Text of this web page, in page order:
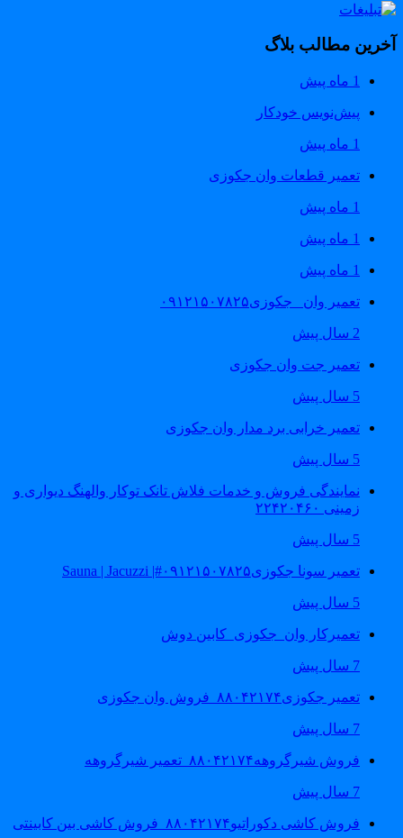
مطالب بلاگ
1 ماه پیش
پیش‌نویس خودکار
تعمیر قطعات وان جکوزی
1 ماه پیش
1 ماه پیش
تعمیر وان _جکوزی۰۹۱۲۱۵۰۷۸۲۵
تعمیر جت وان جکوزی
تعمیر خرابی برد مدار وان جکوزی
نمایندگی فروش و خدمات فلاش تانک توکار والهنگ دیواری و
زمینی ۲۲۴۲۰۴۶۰
تعمیر سونا جکوزی۰۹۱۲۱۵۰۷۸۲۵#| Sauna | Jacuzzi
تعمیرکار وان_جکوزی_کابین دوش
تعمیر جکوزی۸۸۰۴۲۱۷۴_فروش وان جکوزی
فروش شیرگروهه۸۸۰۴۲۱۷۴_تعمیر شیرگروهه
فروش کاشی دکوراتیو۸۸۰۴۲۱۷۴_فروش کاشی بین کابینتی